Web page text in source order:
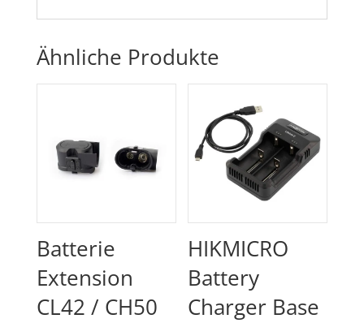
Ähnliche Produkte
Batterie
Extension
CL42 / CH50
HIKMICRO
Battery
Charger Base